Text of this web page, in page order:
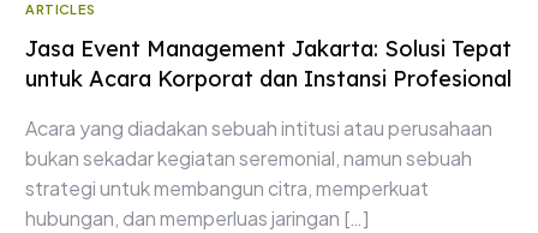
ARTICLES
Jasa Event Management Jakarta: Solusi Tepat
untuk Acara Korporat dan Instansi Profesional
Acara yang diadakan sebuah intitusi atau perusahaan
bukan sekadar kegiatan seremonial, namun sebuah
strategi untuk membangun citra, memperkuat
hubungan, dan memperluas jaringan […]